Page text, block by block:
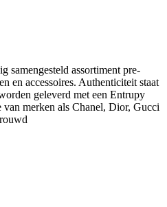
samengesteld assortiment pre-
en accessoires. Authenticiteit staat
geleverd met een Entrupy
merken als Chanel, Dior, Gucci